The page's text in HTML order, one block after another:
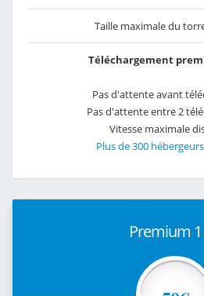
Taille maximale du
Téléchargement
Pas d'attente avant
Pas d'attente entre 2
Vitesse maximale
Plus de 300
Premium